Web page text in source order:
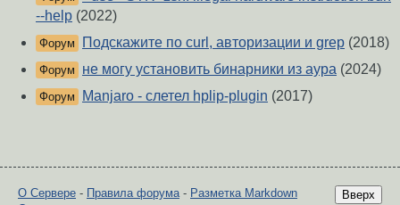
--help (2022)
Форум Подскажите по curl, авторизации и grep (2018)
Форум не могу установить бинарники из аура (2024)
Форум Manjaro - слетел hplip-plugin (2017)
Вверх
О Сервере - Правила форума- Разметка Markdown